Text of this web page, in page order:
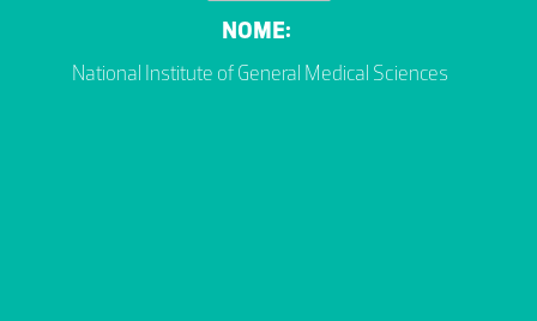
NOME:
National Institute of General Medical Sciences